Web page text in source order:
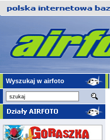
Wyszukaj w airfoto